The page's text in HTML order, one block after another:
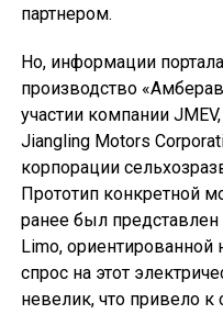
партнером.
Но, информации
производство
участии компании
Jiangling Motors
корпорации
Прототип конкретной
ранее был
Limo, ориентированной
спрос на этот
невелик, что привело